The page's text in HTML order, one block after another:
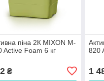
піна 2К MIXON M-
Active Foam 6 кг
₴
820
1